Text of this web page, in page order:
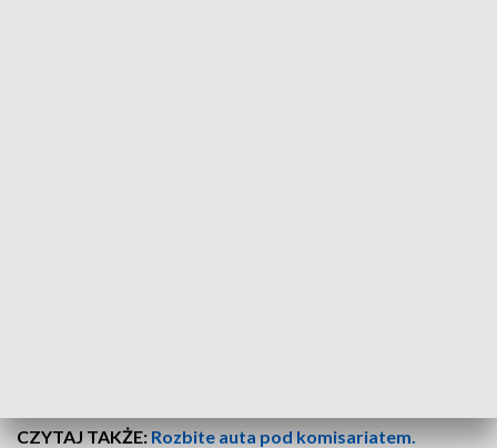
CZYTAJ TAKŻE:Rozbite auta pod komisariatem.